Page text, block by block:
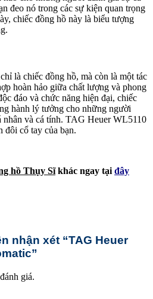
đeo nó trong các sự kiện quan trọng
chiếc đồng hồ này là biểu tượng
là chiếc đồng hồ, mà còn là một tác
hoàn hảo giữa chất lượng và phong
đáo và chức năng hiện đại, chiếc
hành lý tưởng cho những người
nhân và cá tính. TAG Heuer WL5110
đôi cổ tay của bạn.
hồ Thụy Sĩkhác ngay tại đây
nhận xét “TAG Heuer
giá.